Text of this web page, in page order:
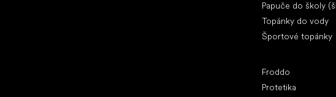
Papuče do školy
Topánky do vody
Športové topánky
Froddo
Protetika